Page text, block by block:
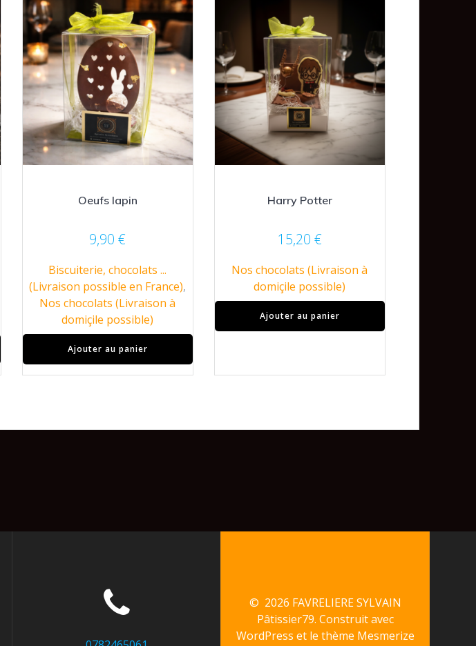
Oeufs lapin
9,90€
Biscuiterie, chocolats ...
(Livraison possible en France),
Nos chocolats (Livraison à
domiçile possible)
Ajouter au panier
Harry Potter
15,20 €
Nos chocolats (Livraison à
domiçile possible)
Ajouter au panier
© 2026 FAVRELIERE SYLVAIN
Pâtissier79. Construit avec
WordPress et le thème Mesmerize